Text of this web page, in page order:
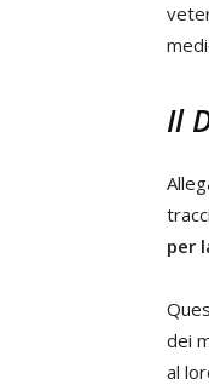
Il
per
dei
al